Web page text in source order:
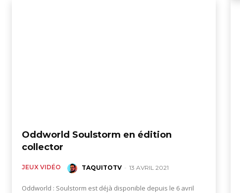
Oddworld Soulstorm en édition
collector
JEUX VIDÉO TAQUITOTV - 13 AVRIL 2021
Oddworld : Soulstorm est déjà disponible depuis le 6 avril